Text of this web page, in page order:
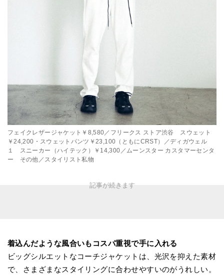
フェイクレザージャケット￥8,580／フリークス ストア渋谷 スウェット
￥24,200・スウェットパンツ￥23,100（ともにCRST）／ディガウェル
１ スニーカー（ハイテック）￥14,300／ムーンスター カスタマーセンタ
ー その他／スタイリスト私物
着込んだような風合いもコスパ重視で手に入れる
ビッグシルエットなコーチジャケットは、光沢を抑えた素材
で、さまざまなスタイリングに合わせやすいのがうれしい。